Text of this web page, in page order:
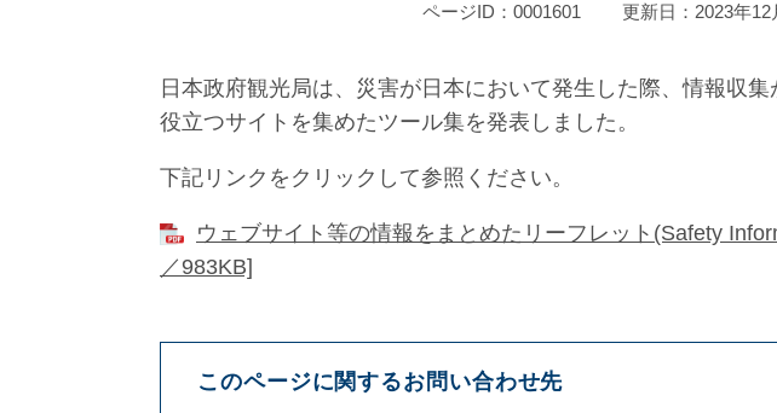
ページID：0001601 更新日：2023年
日本政府観光局は、災害が日本において発生した際、情報収
役立つサイトを集めたツール集を発表しました。
下記リンクをクリックして参照ください。
ウェブサイト等の情報をまとめたリーフレット(Safety
／983KB]
このページに関するお問い合わせ先